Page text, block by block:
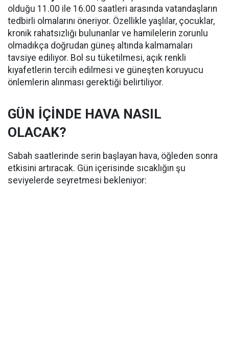
olduğu 11.00 ile 16.00 saatleri arasında vatandaşların
tedbirli olmalarını öneriyor. Özellikle yaşlılar, çocuklar,
kronik rahatsızlığı bulunanlar ve hamilelerin zorunlu
olmadıkça doğrudan güneş altında kalmamaları
tavsiye ediliyor. Bol su tüketilmesi, açık renkli
kıyafetlerin tercih edilmesi ve güneşten koruyucu
önlemlerin alınması gerektiği belirtiliyor.
GÜN İÇİNDE HAVA NASIL
OLACAK?
Sabah saatlerinde serin başlayan hava, öğleden sonra
etkisini artıracak. Gün içerisinde sıcaklığın şu
seviyelerde seyretmesi bekleniyor: